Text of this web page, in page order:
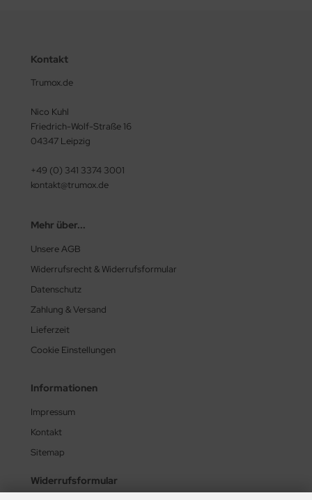
Kontakt
Trumox.de
Nico Kuhl
Friedrich-Wolf-Straße 16
04347 Leipzig
+49 (0) 341 3374 3001
kontakt@trumox.de
Mehr über...
Unsere AGB
Widerrufsrecht & Widerrufsformular
Datenschutz
Zahlung & Versand
Lieferzeit
Cookie Einstellungen
Informationen
Impressum
Kontakt
Sitemap
Widerrufsformular